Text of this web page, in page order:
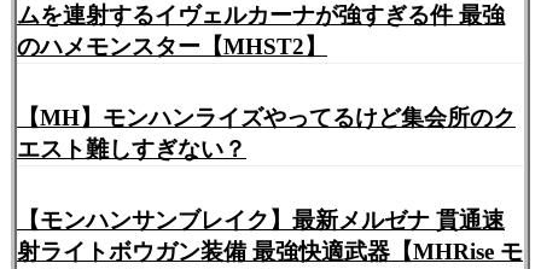
ムを連射するイヴェルカーナが強すぎる件 最強
のハメモンスター【MHST2】
【MH】モンハンライズやってるけど集会所のク
エスト難しすぎない？
【モンハンサンブレイク】最新メルゼナ 貫通速
射ライトボウガン装備 最強快適武器【MHRise モ